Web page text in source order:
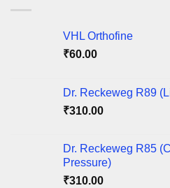
VHL Orthofine
₹60.00
Dr. Reckeweg R89
₹310.00
Dr. Reckeweg R85
Pressure)
₹310.00